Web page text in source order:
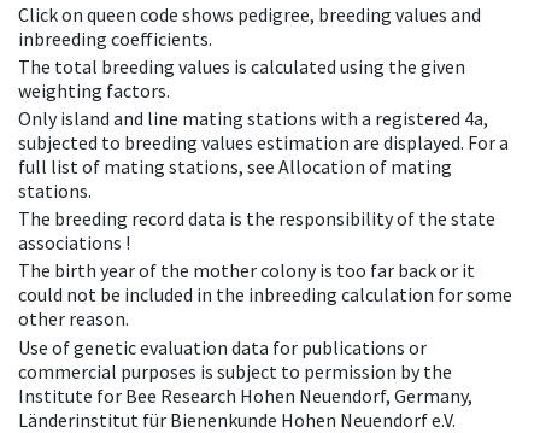
Click on queen code shows pedigree, breeding values and
inbreeding coefficients.
The total breeding values is calculated using the given
weighting factors.
Only island and line mating stations with a registered 4a,
subjected to breeding values estimation are displayed. For a
full list of mating stations, see Allocation of mating
stations.
The breeding record data is the responsibility of the state
associations !
The birth year of the mother colony is too far back or it
could not be included in the inbreeding calculation for some
other reason.
Use of genetic evaluation data for publications or
commercial purposes is subject to permission by the
Institute for Bee Research Hohen Neuendorf, Germany,
Länderinstitut für Bienenkunde Hohen Neuendorf e.V.